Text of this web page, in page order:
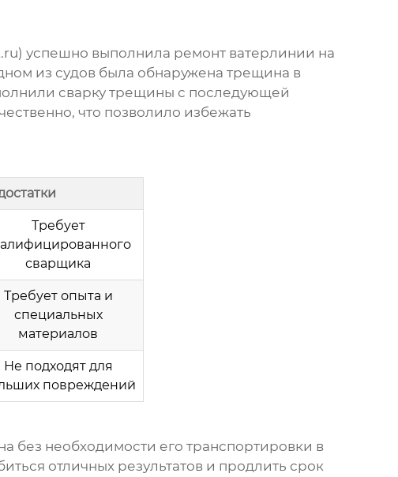
) успешно выполнила ремонт ватерлинии на
из судов была обнаружена трещина в
сварку трещины с последующей
что позволило избежать
Требует
сварщика
Требует опыта и
специальных
материалов
Не подходят для
повреждений
без необходимости его транспортировки в
отличных результатов и продлить срок